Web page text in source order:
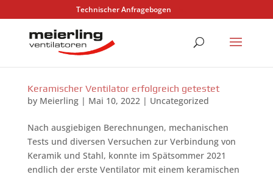
Technischer Anfragebogen
Keramischer Ventilator erfolgreich getestet
by Meierling| Mai 10, 2022| Uncategorized
Nach ausgiebigen Berechnungen, mechanischen
Tests und diversen Versuchen zur Verbindung von
Keramik und Stahl, konnte im Spätsommer 2021
endlich der erste Ventilator mit einem keramischen